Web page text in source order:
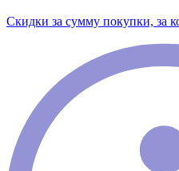
Скидки за сумму покупки, за